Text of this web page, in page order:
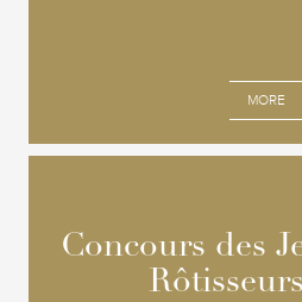
MORE
Concours des
Concours des